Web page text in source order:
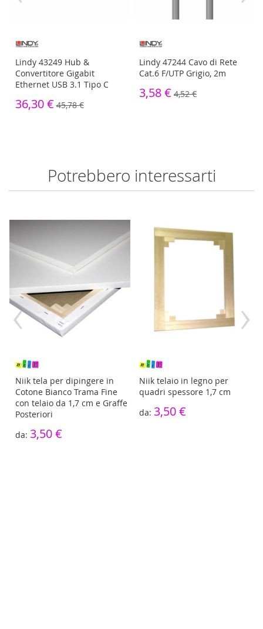
Lindy 43249 Hub &
Convertitore Gigabit
Ethernet USB 3.1 Tipo C
36,30 € 45,78 €
Lindy 47244 Cavo di Rete
Cat.6 F/UTP Grigio, 2m
3,58 € 4,52 €
Potrebbero interessarti
Niik tela per dipingere in
Cotone Bianco Trama Fine
con telaio da 1,7 cm e Graffe
Posteriori
3,50 €
Niik telaio in legno per
quadri spessore 1,7 cm
3,50 €
‹ ›